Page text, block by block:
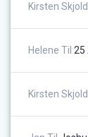
Kirsten Skjold
Helene Til 25
Kirsten Skjold